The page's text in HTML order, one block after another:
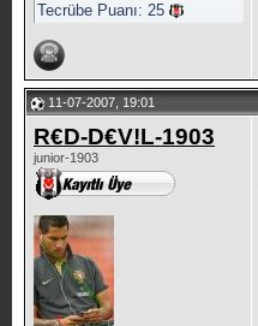
Tecrübe Puanı: 25
11-07-2007, 19:01
R€D-D€V!L-1903
junior-1903